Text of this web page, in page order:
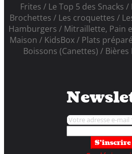
Frites Le Top 5 des Snacks
Brochettes
Les croquettes
Hamburgers
Mitraillette, Pain
Maison
KidsBox Plats
Boissons (Canettes)
Bières
S'inscrire